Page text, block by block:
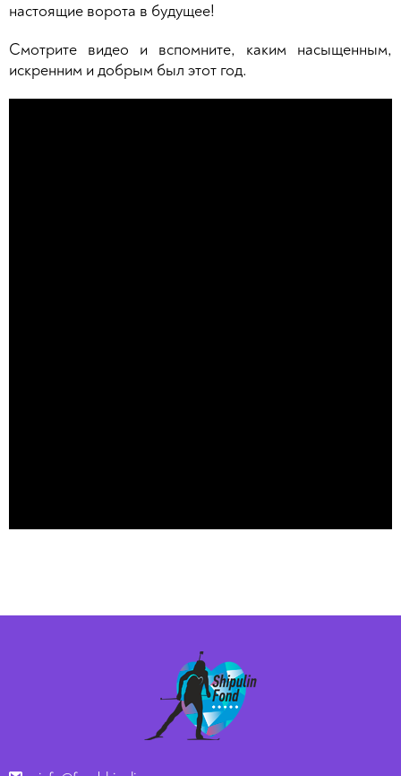
настоящие ворота в будущее!
Смотрите видео и вспомните, каким насыщенным,
искренним и добрым был этот год.